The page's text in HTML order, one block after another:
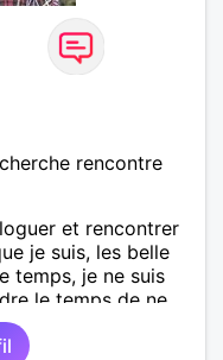
rencontre
et rencontrer
je suis, les belle
temps, je ne suis
le temps de ne